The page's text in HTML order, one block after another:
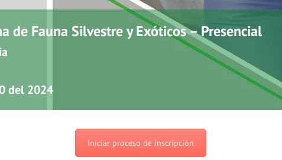
de Fauna Silvestre y Exóticos – Presencial
del 2024
Iniciar proceso de inscripción